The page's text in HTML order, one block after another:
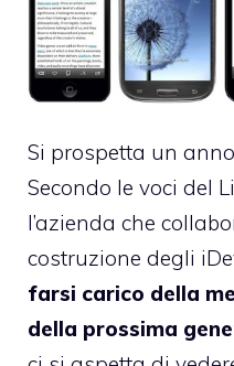
Si prospetta un
Secondo le voci del
l’azienda che
costruzione degli
farsi carico della
della prossima